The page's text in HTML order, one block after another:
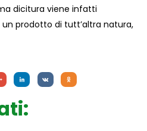
dicitura viene infatti
prodotto di tutt’altra natura,